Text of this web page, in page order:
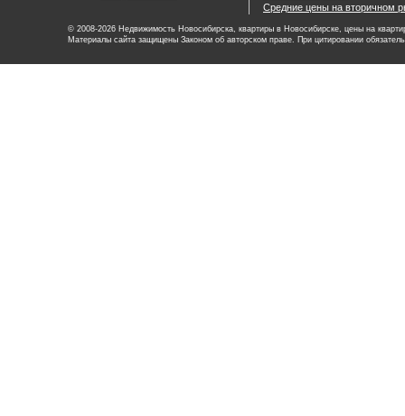
Средние цены на вторичном
© 2008-2026 Недвижимость Новосибирска, квартиры в Новосибирске, цены на
Материалы сайта защищены Законом об авторском праве. При цитировании